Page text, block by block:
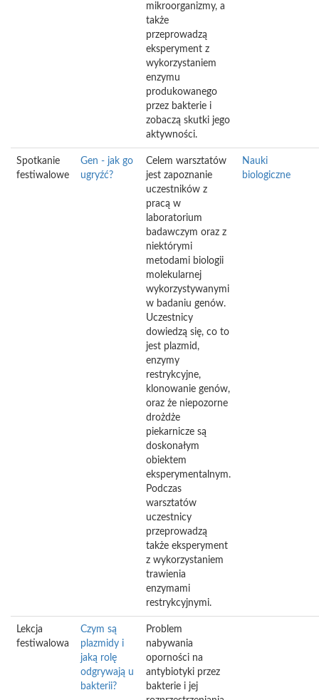
mikroorganizmy, a
także
przeprowadzą
eksperyment z
wykorzystaniem
enzymu
produkowanego
przez bakterie i
zobaczą skutki jego
aktywności.
Spotkanie
festiwalowe
Gen - jak go
ugryźć?
Celem warsztatów
jest zapoznanie
uczestników z
pracą w
laboratorium
badawczym oraz z
niektórymi
metodami biologii
molekularnej
wykorzystywanymi
w badaniu genów.
Uczestnicy
dowiedzą się, co to
jest plazmid,
enzymy
restrykcyjne,
klonowanie genów,
oraz że niepozorne
drożdże
piekarnicze są
doskonałym
obiektem
eksperymentalnym.
Podczas
warsztatów
uczestnicy
przeprowadzą
także eksperyment
z wykorzystaniem
trawienia
enzymami
restrykcyjnymi.
Nauki
biologiczne
Lekcja
festiwalowa
Czym są
plazmidy i
jaką rolę
odgrywają u
bakterii?
Problem
nabywania
oporności na
antybiotyki przez
bakterie i jej